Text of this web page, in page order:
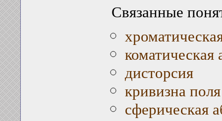
Связанные
коматическая
дисторсия
кривизна поля
сферическая